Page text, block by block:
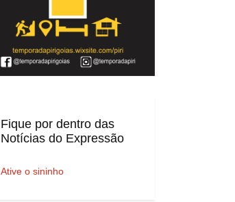
Fique por dentro das
Notícias do Expressão
Ative o sininho